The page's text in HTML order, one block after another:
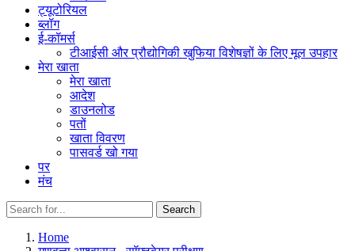
ट्यूटोरियल
ब्लॉग
ई-कॉमर्स
टीआईसी और प्रौद्योगिकी खुफिया विशेषज्ञों के लिए मूल उपहार
मेरा खाता
मेरा खाता
आदेश
डाउनलोड
पतों
खाता विवरण
पासवर्ड खो गया
पर
मंच
Search
Search
for:
Home